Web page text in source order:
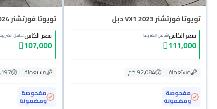
تويوتا فورتشنر VX1 2023 دبل
سعر الكاش(شامل الضريبة)
111,000
مستعملة
92,084 كم
مفحوصة
ومضمونة
تويوتا فورتشنر GX 2024 دبل
سعر الكاش(شامل
107,000
مستعملة
مفحوصة
ومضمونة